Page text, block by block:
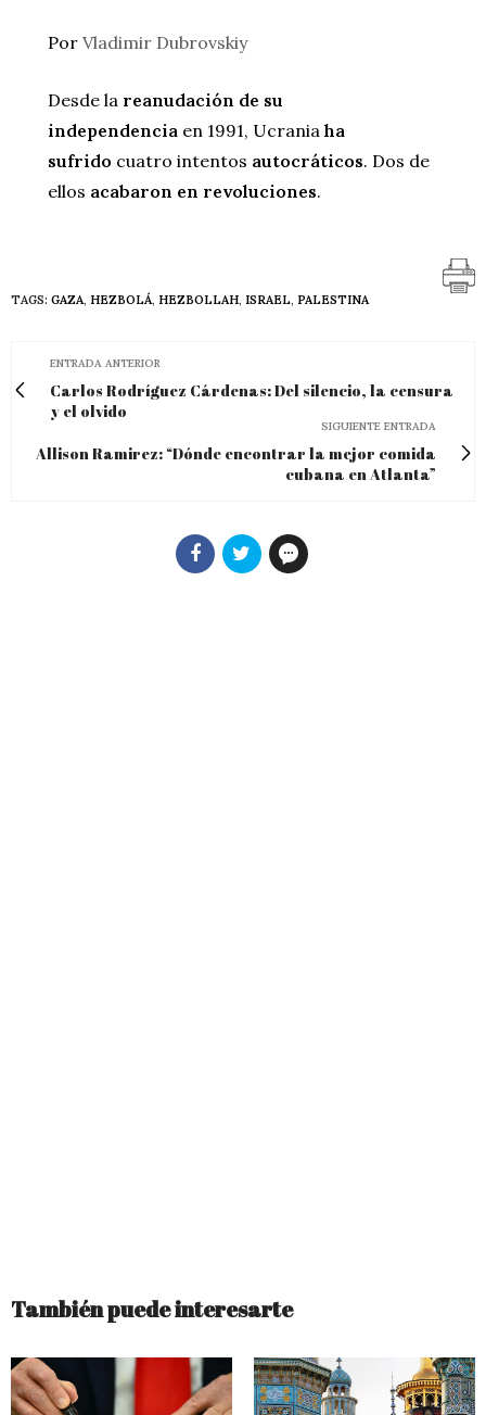
PorVladimir Dubrovskiy
Desde la reanudación de su
independencia en 1991, Ucraniaha
sufrido cuatro intentos autocráticos. Dos de
ellos acabaron en revoluciones.
TAGS: GAZA, HEZBOLÁ, HEZBOLLAH, ISRAEL, PALESTINA
ENTRADA ANTERIOR
Carlos Rodríguez Cárdenas: Del silencio, la censura
y el olvido
SIGUIENTE ENTRADA
Allison Ramirez: “Dónde encontrar la mejor comida
cubana en Atlanta”
También puede interesarte